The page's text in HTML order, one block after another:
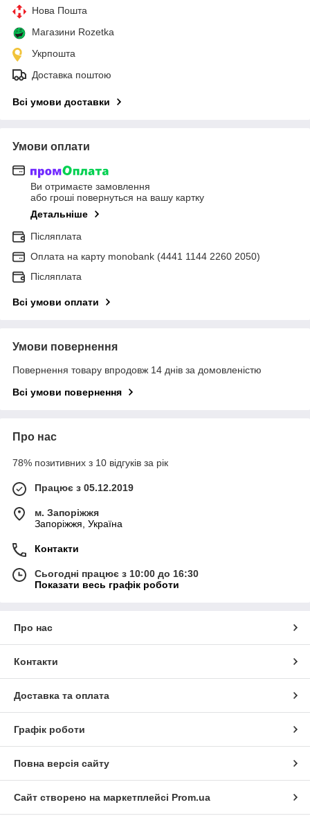
Нова Пошта
Магазини Rozetka
Укрпошта
Доставка поштою
Всі умови доставки
Умови оплати
Ви отримаєте замовлення
або гроші повернуться на вашу картку
Детальніше
Післяплата
Оплата на карту monobank (4441 1144 2260 2050)
Післяплата
Всі умови оплати
Умови повернення
Повернення товару впродовж 14 днів за домовленістю
Всі умови повернення
Про нас
78% позитивних з 10 відгуків за рік
Працює з 05.12.2019
м. Запоріжжя
Запоріжжя, Україна
Контакти
Сьогодні працює з 10:00 до 16:30
Показати весь графік роботи
Про нас
Контакти
Доставка та оплата
Графік роботи
Повна версія сайту
Сайт створено на маркетплейсі Prom.ua